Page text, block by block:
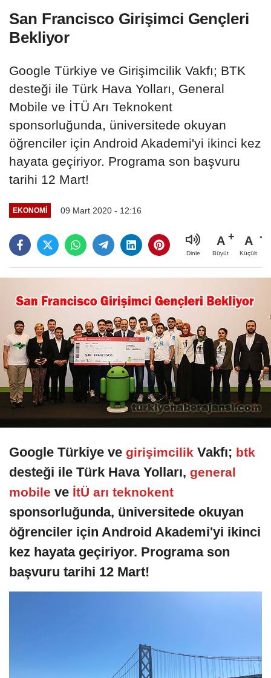
San Francisco Girişimci Gençleri
Bekliyor
Google Türkiye ve Girişimcilik Vakfı; BTK
desteği ile Türk Hava Yolları, General
Mobile ve İTÜ Arı Teknokent
sponsorluğunda, üniversitede okuyan
öğrenciler için Android Akademi'yi ikinci kez
hayata geçiriyor. Programa son başvuru
tarihi 12 Mart!
EKONOMI 09 Mart 2020 - 12:16
Dinle
A
Büyüt
A
Küçült
Google Türkiye ve girişimcilik Vakfı; btk
desteği ile Türk Hava Yolları, general
mobile ve İtÜ arı teknokent
sponsorluğunda, üniversitede okuyan
öğrenciler için Android Akademi'yi ikinci
kez hayata geçiriyor. Programa son
başvuru tarihi 12 Mart!